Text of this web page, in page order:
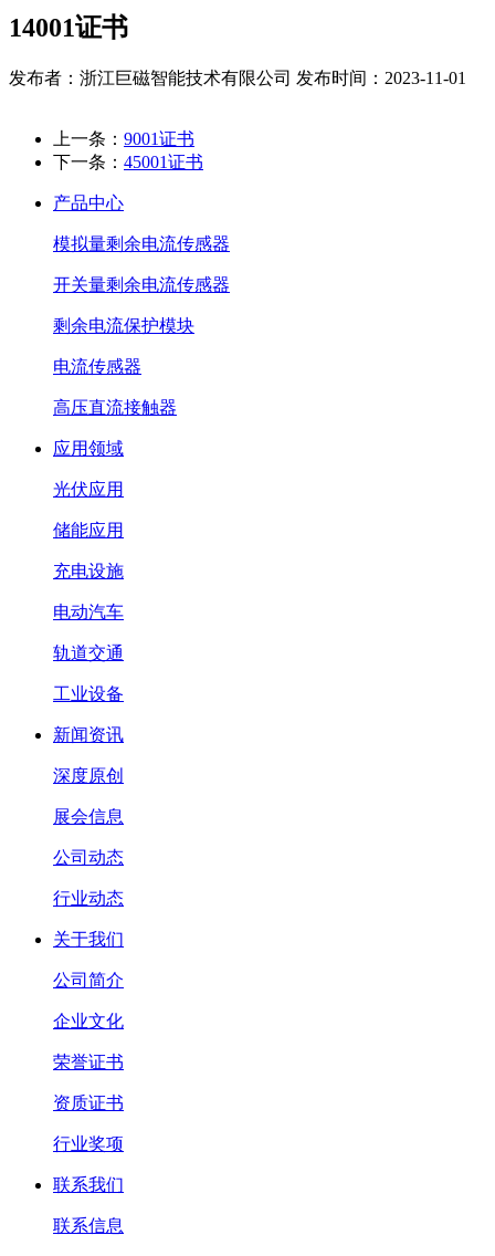
14001证书
发布者：浙江巨磁智能技术有限公司 发布时间：2023-11-01
上一条： 9001证书
下一条： 45001证书
产品中心
模拟量剩余电流传感器
开关量剩余电流传感器
剩余电流保护模块
电流传感器
高压直流接触器
应用领域
光伏应用
储能应用
充电设施
电动汽车
轨道交通
工业设备
新闻资讯
深度原创
展会信息
公司动态
行业动态
关于我们
公司简介
企业文化
荣誉证书
资质证书
行业奖项
联系我们
联系信息